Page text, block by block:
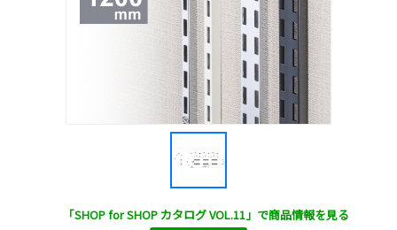
「SHOP for SHOP カタログ VOL.11」で商品情報を見る